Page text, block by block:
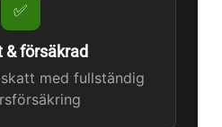
✅
& försäkrad
med fullständig